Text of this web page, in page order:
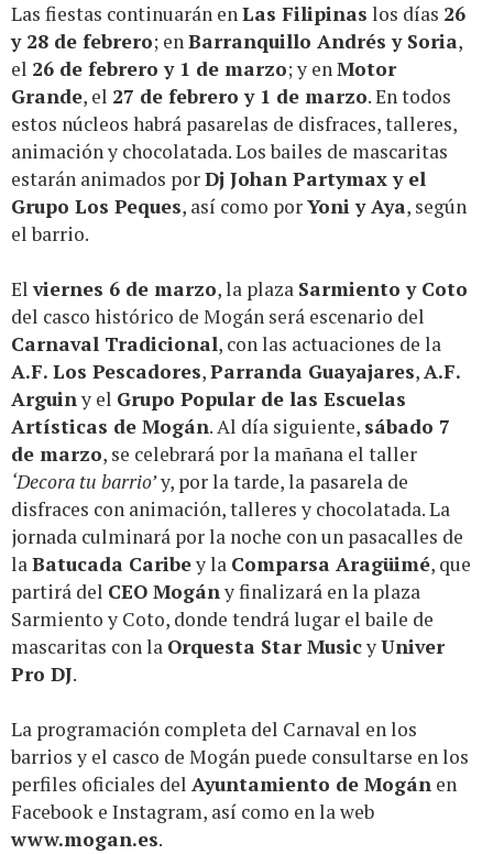
Las fiestas continuarán enLas Filipinas los días 26
y 28 de febrero; enBarranquillo Andrés y Soria,
el 26 de febrero y 1 de marzo; y enMotor
Grande, el 27 de febrero y 1 de marzo. En todos
estos núcleos habrá pasarelas de disfraces, talleres,
animación y chocolatada. Los bailes de mascaritas
estarán animados porDj Johan Partymax y el
Grupo Los Peques, así como porYoni y Aya, según
el barrio.
Elviernes 6 de marzo, la plaza Sarmiento y Coto
del casco histórico de Mogán será escenario del
Carnaval Tradicional, con las actuaciones de la
A.F. Los Pescadores,Parranda Guayajares,A.F.
Arguiny el Grupo Popular de las Escuelas
Artísticas de Mogán. Al día siguiente, sábado 7
de marzo, se celebrará por la mañana el taller
‘Decora tu barrio’y, por la tarde, la pasarela de
disfraces con animación, talleres y chocolatada. La
jornada culminará por la noche con un pasacalles de
laBatucada Caribey la Comparsa Aragüimé, que
partirá del CEO Mogány finalizará en la plaza
Sarmiento y Coto, donde tendrá lugar el baile de
mascaritas con la Orquesta Star MusicyUniver
Pro DJ.
La programación completa del Carnaval en los
barrios y el casco de Mogán puede consultarse en los
perfiles oficiales del Ayuntamiento de Mogán en
Facebook e Instagram, así como en la web
www.mogan.es.